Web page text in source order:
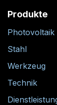
Produkte
Photovoltaik
Stahl
Werkzeug
Technik